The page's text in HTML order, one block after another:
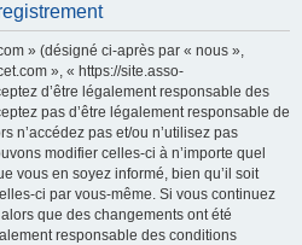
» (désigné ci-après par « nous »,
», « https://site.asso-
d’être légalement responsable des
pas d’être légalement responsable de
n’accédez pas et/ou n’utilisez pas
modifier celles-ci à n’importe quel
vous en soyez informé, bien qu’il soit
ci par vous-même. Si vous continuez
que des changements ont été
responsable des conditions